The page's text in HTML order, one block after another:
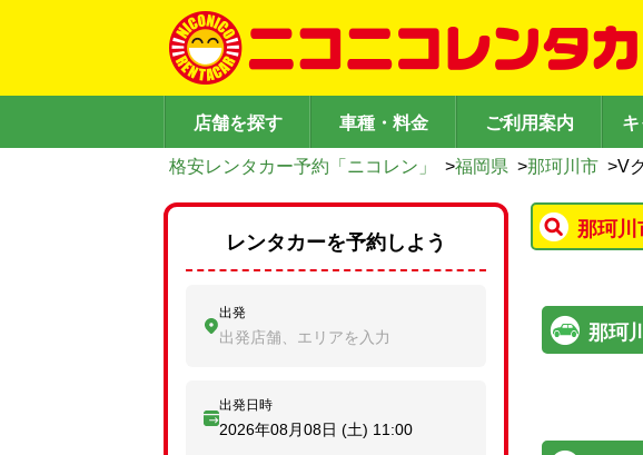
店舗を探す 車種・料金 ご利用案内
格安レンタカー予約「ニコレン」 >福岡県 >那珂川市 >V
那珂川
那珂
レンタカーを予約しよう
出発
出発店舗、エリアを入力
出発日時
2026年08月08日 (土) 11:00